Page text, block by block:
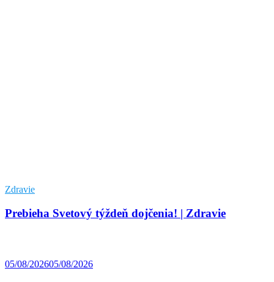
Zdravie
Prebieha Svetový týždeň dojčenia! | Zdravie
05/08/202605/08/2026